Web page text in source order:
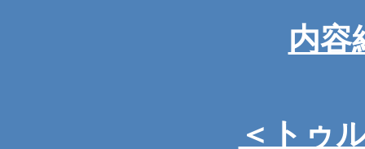
内容
＜トゥ